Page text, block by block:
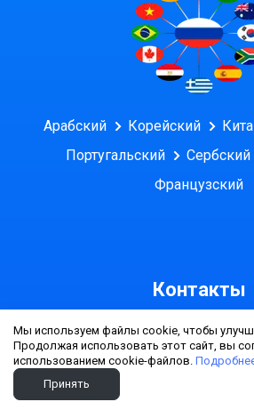
Арабский Корейский
Португальский
Сербский
Французский
Контакты
Адрес бухгалтерии
109428, г. Москва, улица
Реквизиты: Юридическая
Мы используем файлы cookie, чтобы
Продолжая использовать этот сайт, вы
использованием cookie-файлов.
Принять